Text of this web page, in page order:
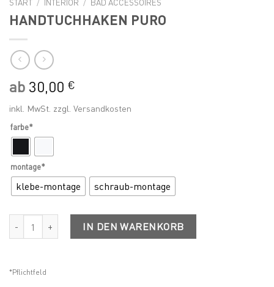
HANDTUCHHAKEN PURO
ab 30,00 €
inkl. MwSt. zzgl. Versandkosten
farbe*
montage*
klebe-montage schraub-montage
HANDTUCHHAKEN PURO Menge
IN DEN WARENKORB
*Pflichtfeld